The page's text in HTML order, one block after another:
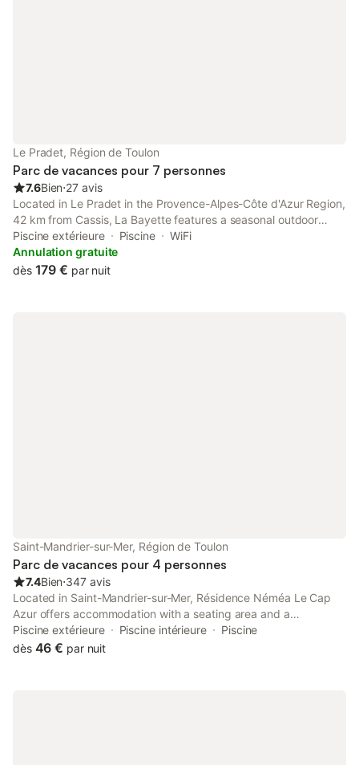
Le Pradet, Région de Toulon
Parc de vacances pour 7 personnes
7.6Bien⋅27 avis
Located in Le Pradet in the Provence-Alpes-Côte d'Azur Region,
42 km from Cassis, La Bayette features a seasonal outdoor
pool, children's playground and terrace. Toulon is 9 km from the
property. Free WiFi is provided at reception.
Piscine extérieure Piscine
WiFi
Annulation gratuite
dès 179 € par nuit
Saint-Mandrier-sur-Mer, Région de Toulon
Parc de vacances pour 4 personnes
7.4Bien⋅347 avis
Located in Saint-Mandrier-sur-Mer, Résidence Néméa Le Cap
Azur offers accommodation with a seating area and a
kitchenette. It is facing the beach. Free WiFi is available in the
public areas and paid in the apartment.
Piscine extérieure Piscine intérieure
Piscine
dès 46 € par nuit